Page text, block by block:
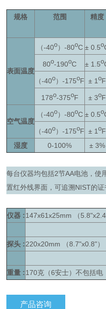
规格 范围 精度
表面温度
（-40o）-80oC ± 0.5o
80o-190oC ± 1.5o
（-40o）-175oF ± 1 oF
178o-375oF ± 3oF
空气温度
（-40o）-80oC ± 0.5o
（-40o）-175oF ± 1 oF
湿度
0-100% ± 3%
每台仪器均包括2节AA电池，使
置红外线界面，可追溯NIST的证
仪器 :147x61x25mm （
探头 :220x20mm （8.7"x0.8"）
重量 :170克（6安士）不包括电
产品咨询